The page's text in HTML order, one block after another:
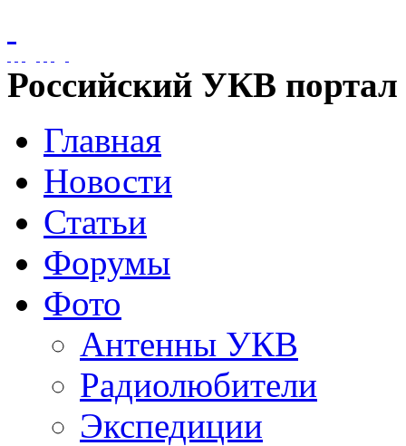
Российский УКВ портал
Главная
Новости
Статьи
Форумы
Фото
Антенны УКВ
Радиолюбители
Экспедиции